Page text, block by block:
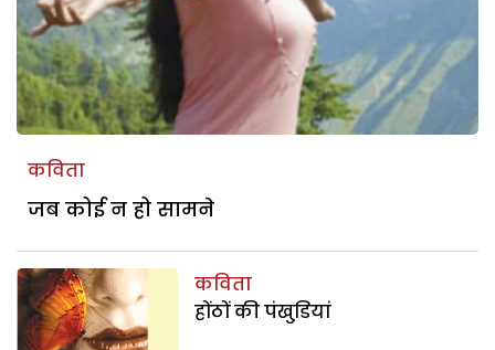
कविता
जब कोई न हो सामने
कविता
होंठों की पंखुडि़यां